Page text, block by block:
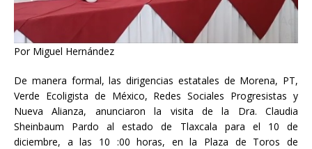
Por Miguel Hernández
De manera formal, las dirigencias estatales de Morena, PT,
Verde Ecoligista de México, Redes Sociales Progresistas y
Nueva Alianza, anunciaron la visita de la Dra. Claudia
Sheinbaum Pardo al estado de Tlaxcala para el 10 de
diciembre, a las 10 :00 horas, en la Plaza de Toros de